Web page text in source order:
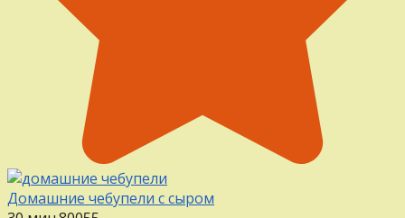
Домашние чебупели с сыром